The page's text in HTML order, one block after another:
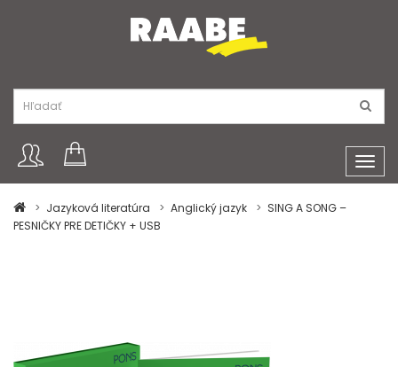
Jazyková literatúra
Anglický jazyk
SING A SONG –
PESNIČKY PRE DETIČKY + USB